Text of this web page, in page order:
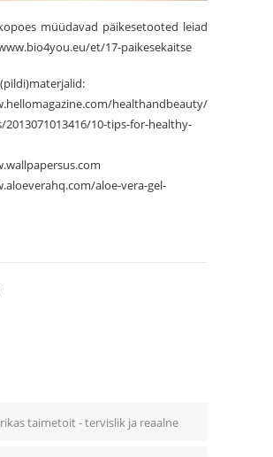
müüdavad päikesetooted leiad
et/17-paikesekaitse
healthandbeauty/health-
10-tips-for-healthy-
aloe-vera-gel-
taimetoit - tervislik ja reaalne